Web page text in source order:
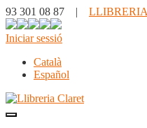
93 301 08 87 |
Iniciar sessió
Català
Español